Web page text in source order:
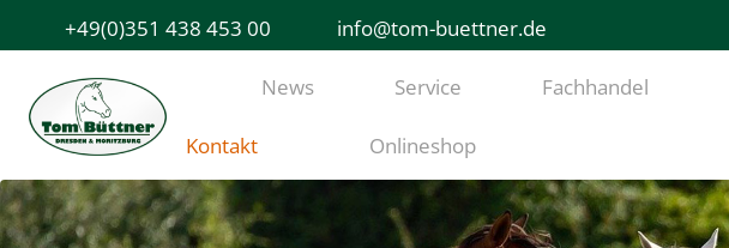
+49(0)351 438 453 00 info@tom-buettner.de
News Service Fachhandel
Kontakt Onlineshop